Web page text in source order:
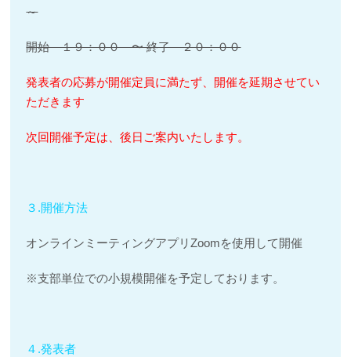
～
開始 １９：００ 〜 終了 ２０：００
発表者の応募が開催定員に満たず、開催を延期させてい
ただきます
次回開催予定は、後日ご案内いたします。
３.開催方法
オンラインミーティングアプリZoomを使用して開催
※支部単位での小規模開催を予定しております。
４.発表者